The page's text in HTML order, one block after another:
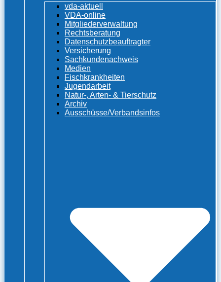
vda-aktuell
VDA-online
Mitgliederverwaltung
Rechtsberatung
Datenschutzbeauftragter
Versicherung
Sachkundenachweis
Medien
Fischkrankheiten
Jugendarbeit
Natur-, Arten- & Tierschutz
Archiv
Ausschüsse/Verbandsinfos